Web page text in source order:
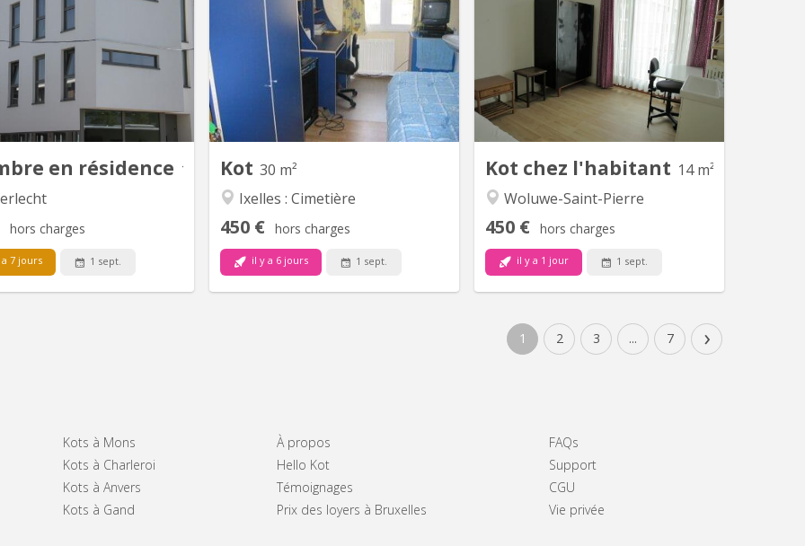
en résidence 12 m²
hors charges
7 jours 1 sept.
destinée à des étudiants,
idéale pour des étudiant(e)s en
- kiné - infirmier(e) - toutes
médicales. Ambiance
Règlement d’ordre intérieur.
Résidence située à 10 minutes
, de HELB Pigorine et des
Ceria - METRO CERIA Ligne
Kot 30 m²
Ixelles : Cimetière
450 € hors charges
il y a 6 jours 1 sept.
Charmante maison de 8 chambres
meublées, avec un espace commun et
un jardin, distribuée sur 2 unités, l’une
de 5 chambres, l’autre de 3 chambres
avec, pour chacune d’elle, une cuisine
et une salle de bain à partager. Ce
n'est pas possible de se domicilier à
cette adresse. Il reste une dernière...
Kot chez l'habitant 14 m²
Woluwe-Saint-Pierre
450 € hors charges
il y a 1 jour 1 sept.
!! Offre exclusivement pour une
étudiante !! * 1 belle chambre
d'étudiant au 2ème étage d'une
maison particulière. * 14m²,
kitchenette et pièce de douche
séparée à partager avec une autre
étudiante, WC séparé, évier dans la
chambre. * Wi-Fi, eau, électricité. *
1 2 3 ... 7 ›
Kots à Mons
Kots à Charleroi
Kots à Anvers
Kots à Gand
À propos
Hello Kot
Témoignages
Prix des loyers à Bruxelles
FAQs
Support
CGU
Vie privée